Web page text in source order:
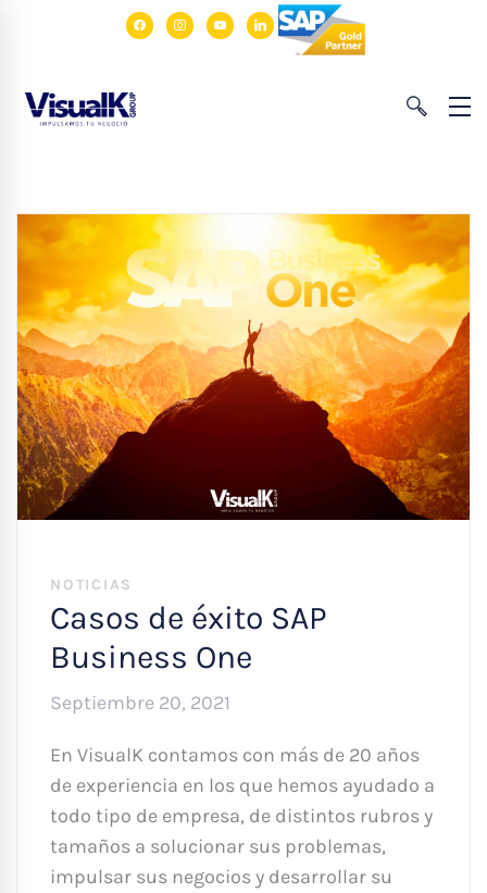
facebookinstagram
youtubelinkedin
NOTICIAS
Casos de éxito SAP
Business One
Septiembre 20, 2021
En VisualK contamos con más de 20 años
de experiencia en los que hemos ayudado a
todo tipo de empresa, de distintos rubros y
tamaños a solucionar sus problemas,
impulsar sus negocios y desarrollar su